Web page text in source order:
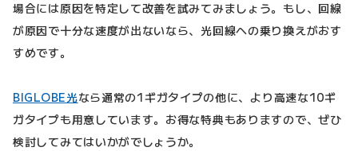
場合には原因を特定して改善を試みてみましょう。もし、回線
が原因で十分な速度が出ないなら、光回線への乗り換えがおす
すめです。
BIGLOBE光なら通常の1ギガタイプの他に、より高速な10ギ
ガタイプも用意しています。お得な特典もありますので、ぜひ
検討してみてはいかがでしょうか。